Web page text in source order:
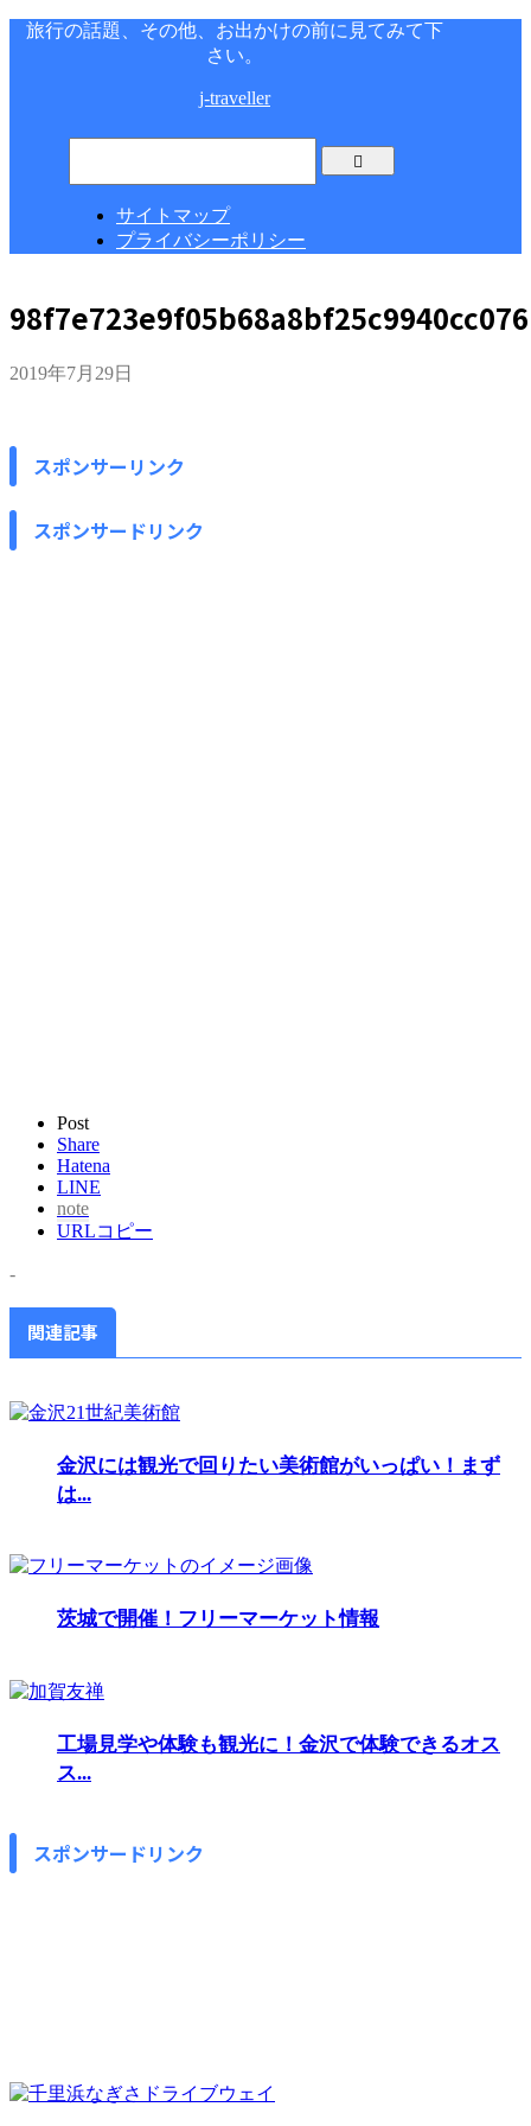
旅行の話題、その他、お出かけの前に見てみて下
さい。
j-traveller
サイトマップ
プライバシーポリシー
98f7e723e9f05b68a8bf25c9940cc076
2019年7月29日
スポンサーリンク
スポンサードリンク
Post
Share
Hatena
LINE
note
URLコピー
-
関連記事
金沢には観光で回りたい美術館がいっぱい！まず
は...
茨城で開催！フリーマーケット情報
工場見学や体験も観光に！金沢で体験できるオス
ス...
スポンサードリンク